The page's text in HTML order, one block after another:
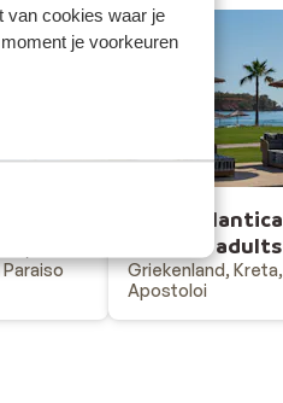
van cookies waar je
je voorkeuren
Hotel
Resort -
Griekenland,
Apostoloi